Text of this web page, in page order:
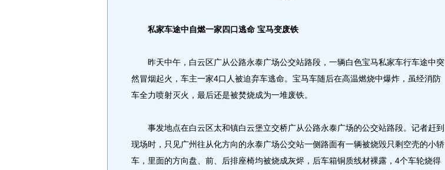
私家车途中自燃一家四口逃命 宝马变废铁
昨天中午，白云区广从公路永泰广场公交站路段，一辆白色宝马私家车行车途中突
然冒烟起火，车主一家4口人被迫弃车逃命。宝马车随后在高温燃烧中爆炸，虽经消防
车全力喷射灭火，最后还是被焚烧成为一堆废铁。
事发地点在白云区太和镇白云堡立交桥广从公路永泰广场的公交站路段。记者赶到
现场时，只见广州往从化方向的永泰广场公交站一侧路面有一辆被烧毁只剩空壳的小轿
车，里面的方向盘、前、后排座椅均被烧成灰烬，后车箱铜质线材裸露，4个车轮烧得